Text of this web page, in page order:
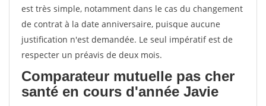
est très simple, notamment dans le cas du changement
de contrat à la date anniversaire, puisque aucune
justification n'est demandée. Le seul impératif est de
respecter un préavis de deux mois.
Comparateur mutuelle pas cher
santé en cours d'année Javie